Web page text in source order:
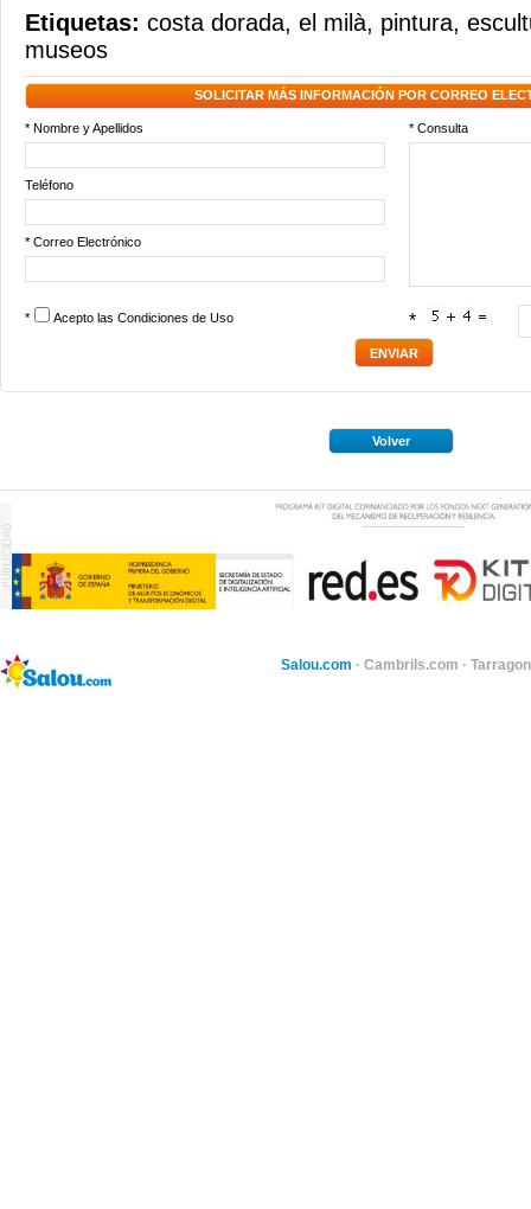
Etiquetas: costa dorada, el milà, pintura,
museos
SOLICITAR MÁS INFORMACIÓN POR CORREO
* Nombre y Apellidos * Consulta
Teléfono
* Correo Electrónico
* Acepto las Condiciones de Uso *
Volver
Salou.com · Cambrils.com ·